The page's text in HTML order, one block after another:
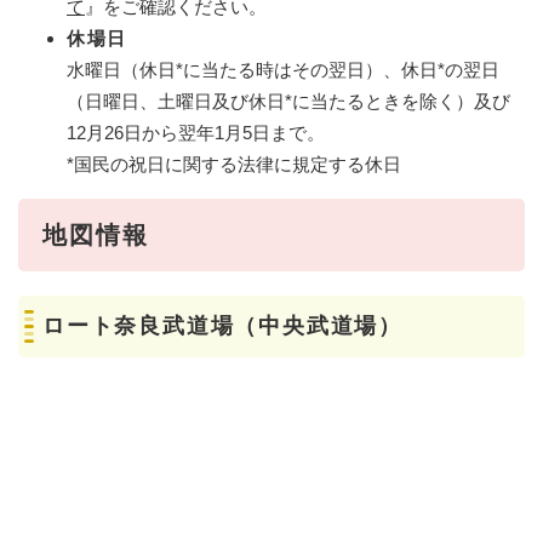
て 』をご確認ください。
休場日
水曜日（休日*に当たる時はその翌日）、休日*の翌日
（日曜日、土曜日及び休日*に当たるときを除く）及び
12月26日から翌年1月5日まで。
*国民の祝日に関する法律に規定する休日
地図情報
ロート奈良武道場（中央武道場）